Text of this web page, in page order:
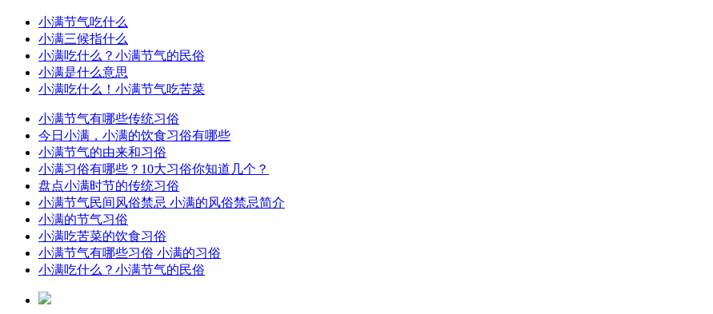
小满节气吃什么
小满三候指什么
小满吃什么？小满节气的民俗
小满是什么意思
小满吃什么！小满节气吃苦菜
小满节气有哪些传统习俗
今日小满，小满的饮食习俗有哪些
小满节气的由来和习俗
小满习俗有哪些？10大习俗你知道几个？
盘点小满时节的传统习俗
小满节气民间风俗禁忌 小满的风俗禁忌简介
小满的节气习俗
小满吃苦菜的饮食习俗
小满节气有哪些习俗 小满的习俗
小满吃什么？小满节气的民俗